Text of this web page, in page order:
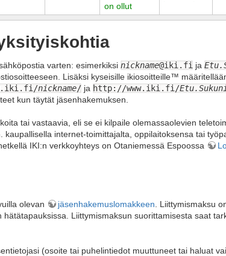
on ollut
varten: esimerkiksi nickname@iki.fi ja
Lisäksi kyseisille ikiosoitteille™
nickname/ ja http://www.iki.fi/
kun täytät jäsenhakemuksen.
tai vastaavia, eli se ei kilpaile olemassaolevien
kaupallisella internet-toimittajalta, oppilaitoksensa tai
IKI:n verkkoyhteys on Otaniemessä Espoossa
olevan jäsenhakemuslomakkeen . Liittymismaksu
Liittymismaksun suorittamisesta saat
(osoite tai puhelintiedot muuttuneet tai haluat